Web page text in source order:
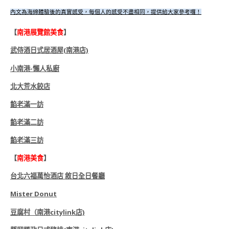
內文為海綿體驗後的真實感受，每個人的感受不盡相同，提供給大家參考囉！
【南港展覽館美食】
武侍酒日式居酒屋(南港店)
小南港-懶人私廚
北大荒水餃店
餡老滿一訪
餡老滿二訪
餡老滿三訪
【南港美食】
台北六福萬怡酒店 敘日全日餐廳
Mister Donut
豆腐村（南港citylink店)